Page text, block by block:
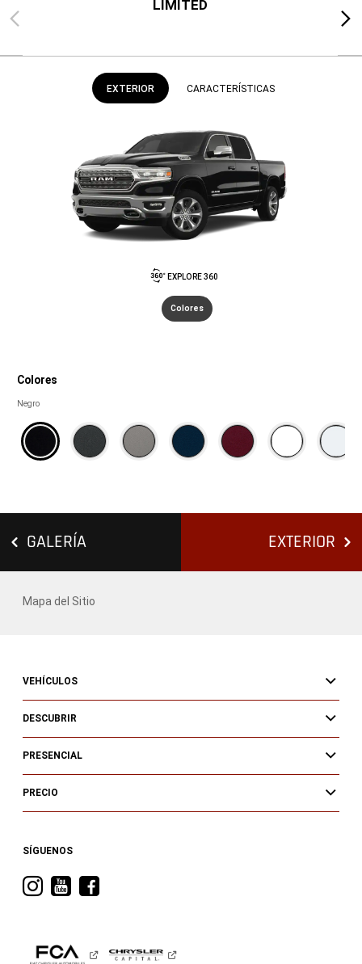
Previous
LIMITED
Next
EXTERIOR CARACTERÍSTICAS
EXPLORE 360
Colores
Colores
Negro
Colores
GALERÍA EXTERIOR
Mapa del Sitio
VEHÍCULOS
DESCUBRIR
PRESENCIAL
PRECIO
SÍGUENOS
Visita
Instagram
Visita
YouTube
Visita
Facebook